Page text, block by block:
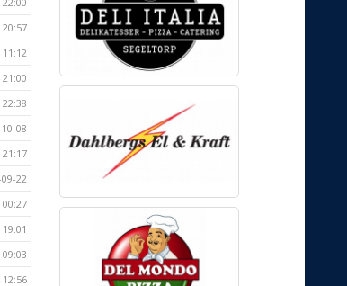
20:57
11:12
08
21:17
22
00:27
12:56